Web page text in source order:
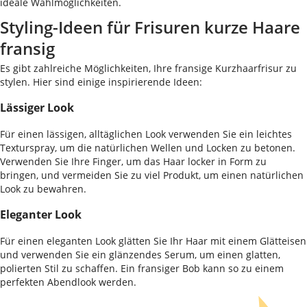
Styling-Ideen für Frisuren kurze Haare
fransig
Es gibt zahlreiche Möglichkeiten, Ihre fransige Kurzhaarfrisur zu
stylen. Hier sind einige inspirierende Ideen:
Lässiger Look
Für einen lässigen, alltäglichen Look verwenden Sie ein leichtes
Texturspray, um die natürlichen Wellen und Locken zu betonen.
Verwenden Sie Ihre Finger, um das Haar locker in Form zu
bringen, und vermeiden Sie zu viel Produkt, um einen natürlichen
Look zu bewahren.
Eleganter Look
Für einen eleganten Look glätten Sie Ihr Haar mit einem Glätteisen
und verwenden Sie ein glänzendes Serum, um einen glatten,
polierten Stil zu schaffen. Ein fransiger Bob kann so zu einem
perfekten Abendlook werden.